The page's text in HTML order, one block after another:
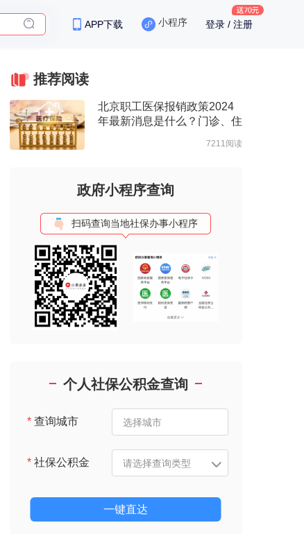
APP下载 小程序 登录 / 注册
推荐阅读
北京职工医保报销政策2024
年最新消息是什么？门诊、住
7211阅读
政府小程序查询
扫码查询当地社保办事小程序
个人社保公积金查询
*查询城市
*社保公积金
一键直达